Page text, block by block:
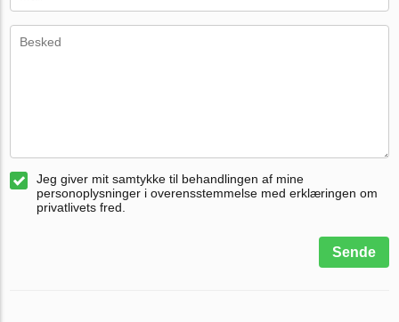
Jeg giver mit samtykke til behandlingen af mine
personoplysninger i overensstemmelse med erklæringen om
privatlivets fred.
Sende